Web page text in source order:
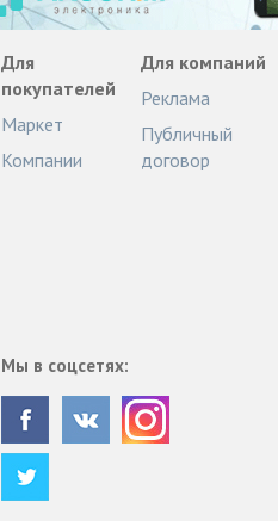
Для
покупателей
Маркет
Компании
Для компаний
Реклама
Публичный
договор
Мы в соцсетях: